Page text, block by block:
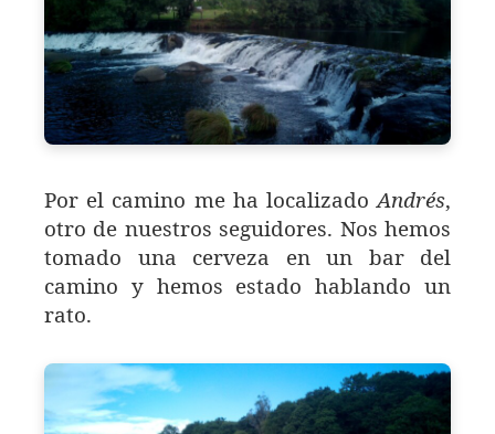
Por el camino me ha localizadoAndrés,
otro de nuestros seguidores. Nos hemos
tomado una cerveza en un bar del
camino y hemos estado hablando un
rato.